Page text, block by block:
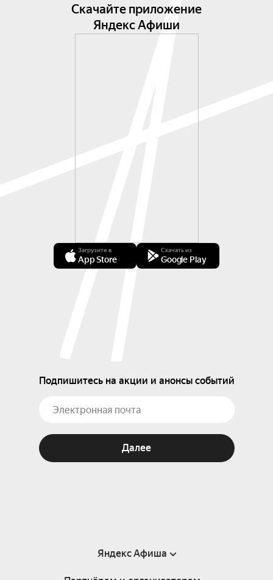
Скачайте приложение
Яндекс Афиши
Загрузите в
App Store
Скачать из
Google Play
Подпишитесь на акции и анонсы событий
Далее
Яндекс Афиша